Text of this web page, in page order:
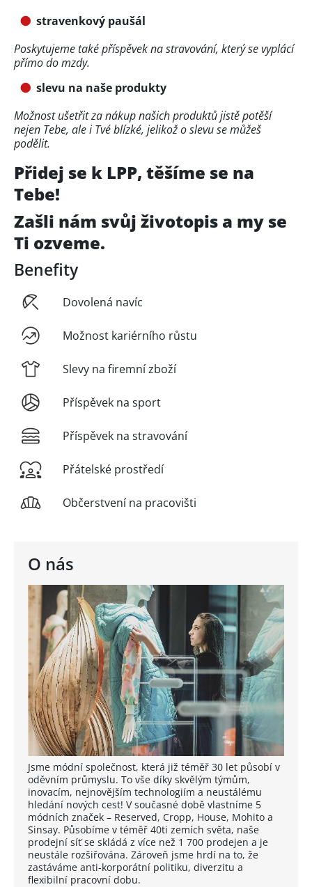
O nás
Jsme módní společnost, která již téměř 30 let působí v
oděvním průmyslu. To vše díky skvělým týmům,
inovacím, nejnovějším technologiím a neustálému
hledání nových cest! V současné době vlastníme 5
módních značek – Reserved, Cropp, House, Mohito a
Sinsay. Působíme v téměř 40ti zemích světa, naše
prodejní síť se skládá z více než 1 700 prodejen a je
neustále rozšiřována. Zároveň jsme hrdí na to, že
zastáváme anti-korporátní politiku, diverzitu a
flexibilní pracovní dobu.
stravenkový paušál
Poskytujeme také příspěvek na stravování, který se vyplácí
přímo do mzdy.
slevu na naše produkty
Možnost ušetřit za nákup našich produktů jistě potěší
nejen Tebe, ale i Tvé blízké, jelikož o slevu se můžeš
podělit.
Přidej se k LPP, těšíme se na
Tebe!
Zašli nám svůj životopis a my se
Ti ozveme.
Benefity
Dovolená navíc
Možnost kariérního růstu
Slevy na firemní zboží
Příspěvek na sport
Příspěvek na stravování
Přátelské prostředí
Občerstvení na pracovišti